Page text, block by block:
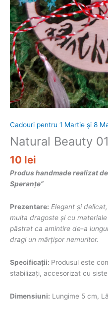
Cadouri pentru 1 Martie și 8
Natural Beauty 01
10 lei
Produs handmade realizat
Speranțe”
Prezentare: Elegant și
multa dragoste și cu
păstrat ca amintire de-a
dragi un mărțișor nemuritor.
Specificații: Produsul este
stabilizați, accesorizat cu
Dimensiuni: Lungime 5 cm,